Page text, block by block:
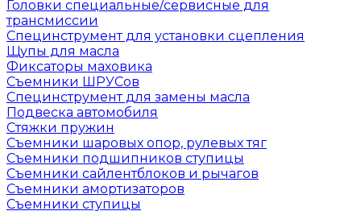
Головки специальные/сервисные для
трансмиссии
Специнструмент для установки сцепления
Щупы для масла
Фиксаторы маховика
Съемники ШРУСов
Специнструмент для замены масла
Подвеска автомобиля
Стяжки пружин
Съемники шаровых опор, рулевых тяг
Съемники подшипников ступицы
Съемники сайлентблоков и рычагов
Съемники амортизаторов
Съемники ступицы